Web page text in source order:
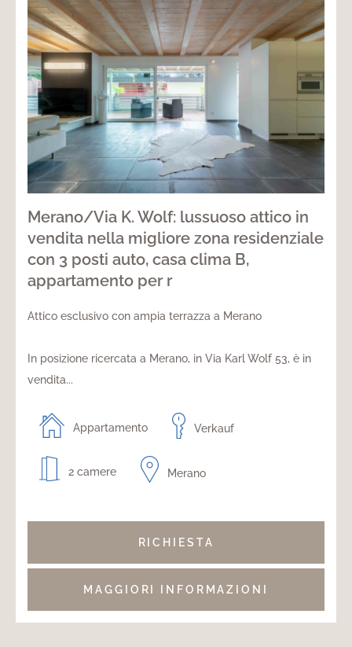
Merano/Via K. Wolf: lussuoso attico in
vendita nella migliore zona residenziale
con 3 posti auto, casa clima B,
appartamento per r
Attico esclusivo con ampia terrazza a Merano
In posizione ricercata a Merano, in Via Karl Wolf 53, è in
vendita...
Appartamento Verkauf
2 camere Merano
RICHIESTA
MAGGIORI INFORMAZIONI